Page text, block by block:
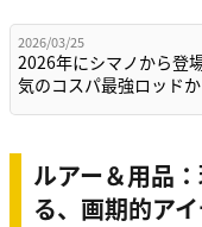
2026/03/25
2026年にシマノから登
気のコスパ最強ロッド
ルアー＆用品
る、画期的ア